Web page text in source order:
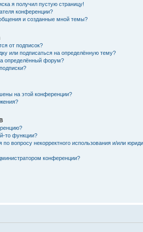
я получил пустую страницу!
конференции?
и созданные мной темы?
от подписок?
или подписаться на определённую тему?
определённый форум?
на этой конференции?
то функции?
вопросу некорректного использования и/или
конференции?